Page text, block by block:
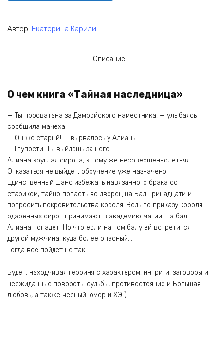
Автор: Екатерина Кариди
Описание
О чем книга «Тайная наследница»
— Ты просватана за Дэмройского наместника, — улыбаясь
сообщила мачеха.
— Он же старый! — вырвалось у Алианы.
— Глупости. Ты выйдешь за него.
Алиана круглая сирота, к тому же несовершеннолетняя.
Отказаться не выйдет, обручение уже назначено.
Единственный шанс избежать навязанного брака со
стариком, тайно попасть во дворец на Бал Тринадцати и
попросить покровительства короля. Ведь по приказу короля
одаренных сирот принимают в академию магии. На бал
Алиана попадет. Но что если на том балу ей встретится
другой мужчина, куда более опасный…
Тогда все пойдет не так.
Будет: находчивая героиня с характером, интриги, заговоры и
неожиданные повороты судьбы, противостояние и Большая
любовь, а также черный юмор и ХЭ )